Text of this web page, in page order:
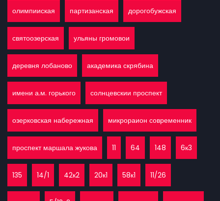
олимпииская партизанская дорогобужская
святоозерская ульяны громовои
деревня лобаново академика скрябина
имени а.м. горького солнцевскии проспект
озерковская набережная микрораион современник
проспект маршала жукова 11 64 148 6к3
135 14/1 42к2 20к1 58к1 11/26